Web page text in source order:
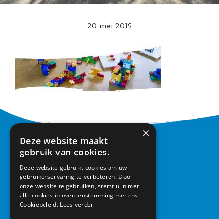
20 mei 2019
CONTACT
Basisschool Vroonestein
Lohengrinhof 15-17
3438 RA Nieuwegein
030 – 6037291
×
Deze website maakt
gebruik van cookies.
Deze website gebruikt cookies om uw
gebruikerservaring te verbeteren. Door
onze website te gebruiken, stemt u in met
alle cookies in overeenstemming met ons
Cookiebeleid. Lees verder